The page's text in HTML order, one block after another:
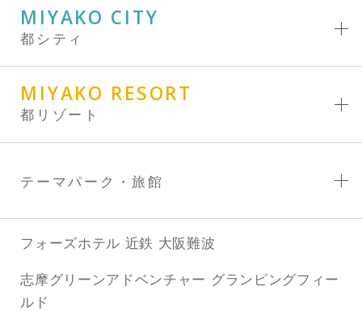
MIYAKO CITY
都シティ
MIYAKO RESORT
都リゾート
テーマパーク・旅館
フォーズホテル 近鉄 大阪難波
志摩グリーンアドベンチャー グランピングフィー
ルド